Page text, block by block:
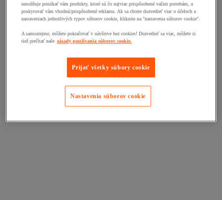
umožňuje ponúkať vám produkty, ktoré sú čo najviac prispôsobené vašim potrebám, a
poskytovať vám vhodnú/prispôsobené reklamu. Ak sa chcete dozvedieť viac o účeloch a
nastaveniach jednotlivých typov súborov cookie, kliknite na "nastavenia súborov cookie".
A samozrejme, môžete pokračovať v návšteve bez cookies! Dozvedieť sa viac, môžete si
tiež prečítať naše zásady používania súborov cookie.
Prijať všetky súbory cookie
Nastavenia súborov cookie